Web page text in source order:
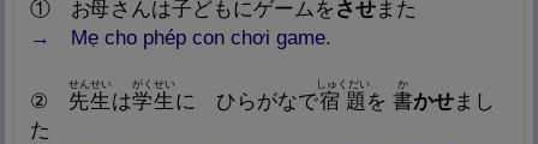
① お母さんは子どもにゲームを させまた
→ Mẹ cho phép con chơi game.
② 先生
せんせい
は学生
がくせい
に ひらがなで宿 題
しゅくだい
を 書
か
かせまし
た